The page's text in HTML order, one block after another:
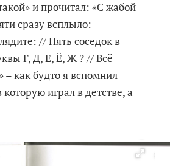
и прочитал: «С жабой
сразу всплыло:
// Пять соседок в
Г, Д, Е, Ё, Ж ? // Всё
как будто я вспомнил
играл в детстве, а